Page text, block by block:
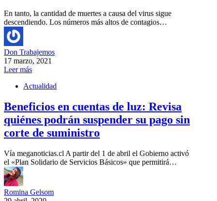
En tanto, la cantidad de muertes a causa del virus sigue
descendiendo. Los números más altos de contagios…
Don Trabajemos
17 marzo, 2021
Leer más
Actualidad
Beneficios en cuentas de luz: Revisa
quiénes podrán suspender su pago sin
corte de suministro
Vía meganoticias.cl A partir del 1 de abril el Gobierno activó
el «Plan Solidario de Servicios Básicos» que permitirá…
Romina Gelsom